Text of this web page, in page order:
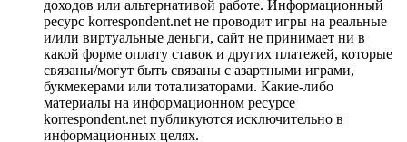
доходов или альтернативой работе. Информационный
ресурс korrespondent.net не проводит игры на реальные
и/или виртуальные деньги, сайт не принимает ни в
какой форме оплату ставок и других платежей, которые
связаны/могут быть связаны с азартными играми,
букмекерами или тотализаторами. Какие-либо
материалы на информационном ресурсе
korrespondent.net публикуются исключительно в
информационных целях.